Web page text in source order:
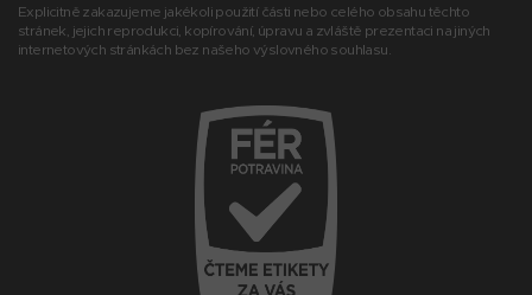
Explicitně zakazujeme jakékoli použití části nebo celého obsahu těchto
stránek, jejich reprodukci, kopírování, úpravu a zvláště prezentaci na jiných
internetových stránkách bez našeho výslovného souhlasu.